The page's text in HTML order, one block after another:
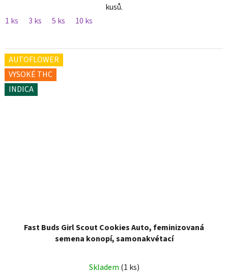
kusů.
1 ks
3 ks 5 ks 10 ks
AUTOFLOWER
VYSOKÉ THC
INDICA
Fast Buds Girl Scout Cookies Auto, feminizovaná
semena konopí, samonakvétací
Skladem (1 ks)